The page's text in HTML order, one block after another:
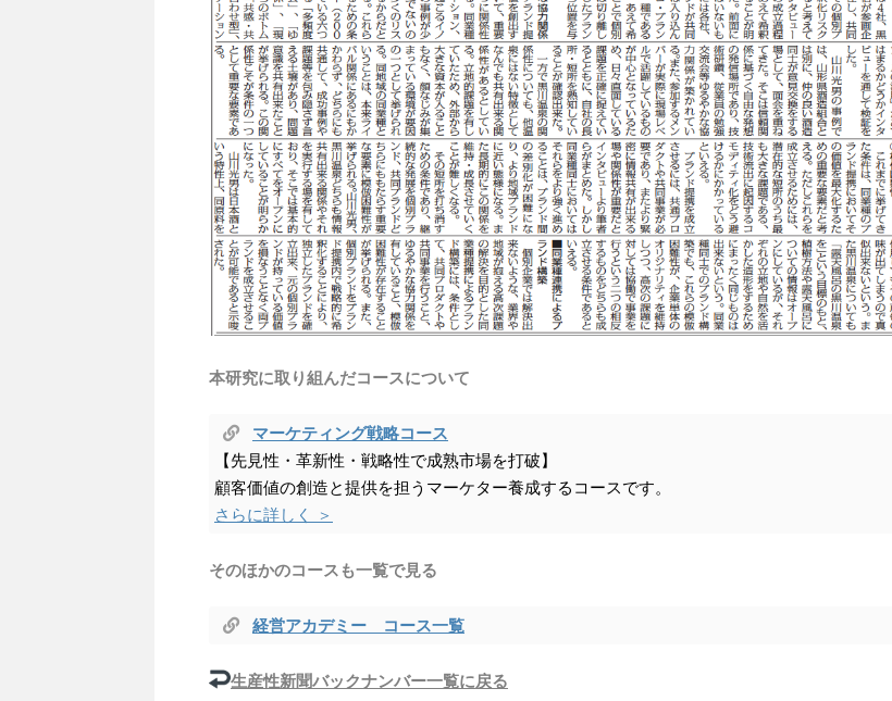
本研究に取り組んだコースについて
マーケティング戦略コース
【先見性・革新性・戦略性で成熟市場を打破】
顧客価値の創造と提供を担うマーケター養成するコースです。
さらに詳しく ＞
そのほかのコースも一覧で見る
経営アカデミー コース一覧
生産性新聞バックナンバー一覧に戻る